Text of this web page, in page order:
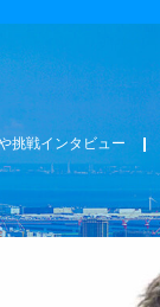
挑戦インタビュー